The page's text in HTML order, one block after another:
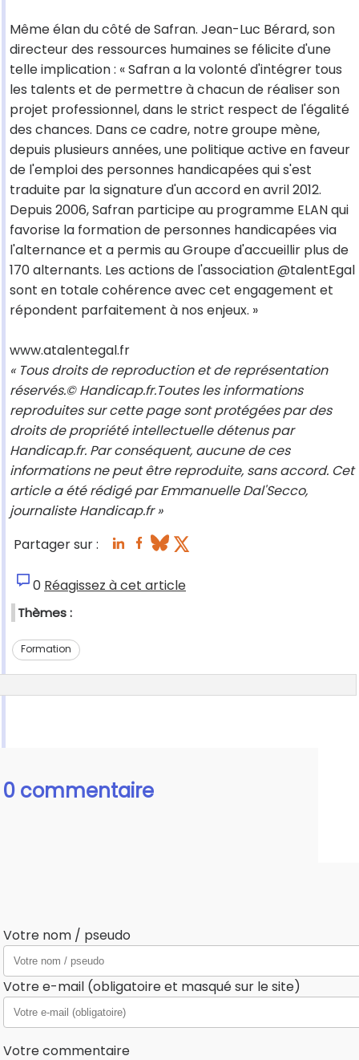
Même élan du côté de Safran. Jean-Luc Bérard, son
directeur des ressources humaines se félicite d'une
telle implication : « Safran a la volonté d'intégrer tous
les talents et de permettre à chacun de réaliser son
projet professionnel, dans le strict respect de l'égalité
des chances. Dans ce cadre, notre groupe mène,
depuis plusieurs années, une politique active en faveur
de l'emploi des personnes handicapées qui s'est
traduite par la signature d'un accord en avril 2012.
Depuis 2006, Safran participe au programme ELAN qui
favorise la formation de personnes handicapées via
l'alternance et a permis au Groupe d'accueillir plus de
170 alternants. Les actions de l'association @talentEgal
sont en totale cohérence avec cet engagement et
répondent parfaitement à nos enjeux. »
www.atalentegal.fr
« Tous droits de reproduction et de représentation
réservés.© Handicap.fr.Toutes les informations
reproduites sur cette page sont protégées par des
droits de propriété intellectuelle détenus par
Handicap.fr. Par conséquent, aucune de ces
informations ne peut être reproduite, sans accord. Cet
article a été rédigé par Emmanuelle Dal'Secco,
journaliste Handicap.fr »
Partager sur :
0 Réagissez à cet article
Thèmes :
Formation
0 commentaire
Votre nom / pseudo
Votre e-mail (obligatoire et masqué sur le site)
Votre commentaire